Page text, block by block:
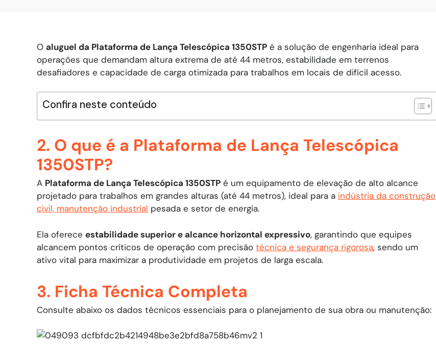
O aluguel da Plataforma de Lança Telescópica 1350STP é a solução de engenharia ideal para
operações que demandam altura extrema de até 44 metros, estabilidade em terrenos
desafiadores e capacidade de carga otimizada para trabalhos em locais de difícil acesso.
Confira neste conteúdo
2. O que é a Plataforma de Lança Telescópica
1350STP?
A Plataforma de Lança Telescópica 1350STP é um equipamento de elevação de alto alcance
projetado para trabalhos em grandes alturas (até 44 metros), ideal para a indústria da construção
civil, manutenção industrial pesada e setor de energia.
Ela oferece estabilidade superior e alcance horizontal expressivo, garantindo que equipes
alcancem pontos críticos de operação com precisão técnica e segurança rigorosa, sendo um
ativo vital para maximizar a produtividade em projetos de larga escala.
3. Ficha Técnica Completa
Consulte abaixo os dados técnicos essenciais para o planejamento de sua obra ou manutenção: